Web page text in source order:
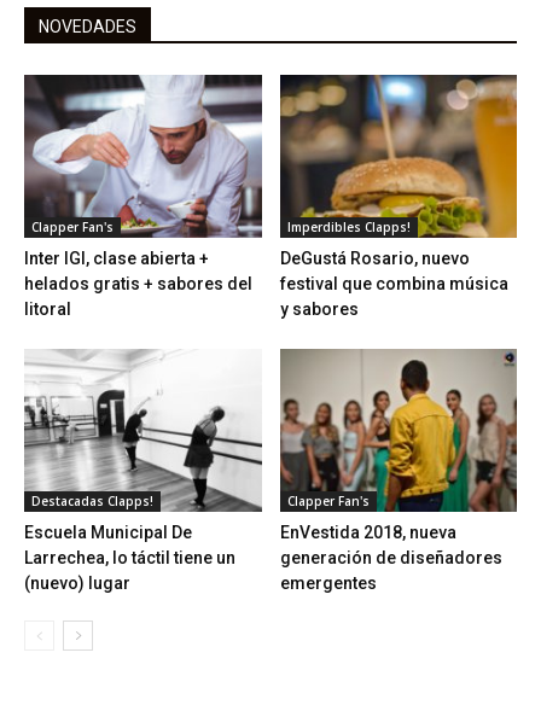
NOVEDADES
Clapper Fan's
Inter IGI, clase abierta +
helados gratis + sabores del
litoral
Imperdibles Clapps!
DeGustá Rosario, nuevo
festival que combina música
y sabores
Destacadas Clapps!
Escuela Municipal De
Larrechea, lo táctil tiene un
(nuevo) lugar
Clapper Fan's
EnVestida 2018, nueva
generación de diseñadores
emergentes